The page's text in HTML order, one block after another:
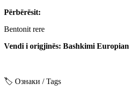
Përbërësit:
Bentonit rere
Vendi i origjinës: Bashkimi Europian
🏷️ Ознаки / Tags